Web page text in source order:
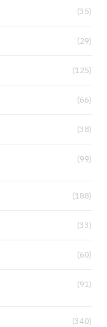
(35)
(29)
(125)
(66)
(38)
(99)
(188)
(33)
(60)
(91)
(340)